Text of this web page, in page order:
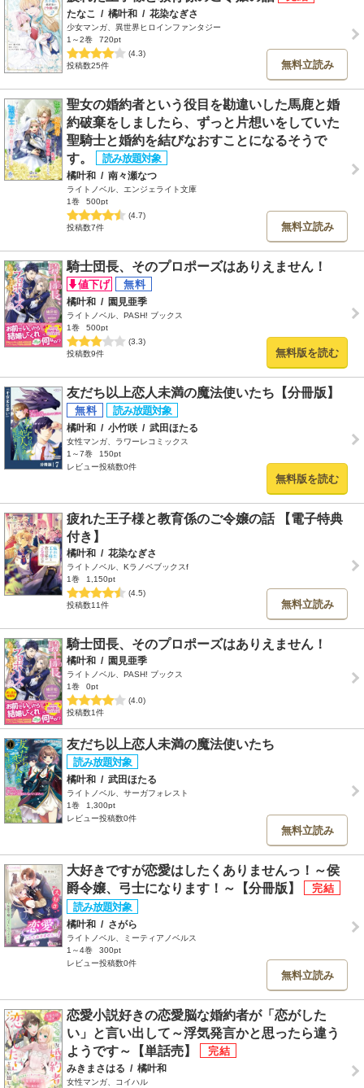
たなこ / 橘叶和 / 花染なぎさ
少女マンガ、異世界ヒロインファンタジー
1～2巻
720pt
(4.3)
投稿数25件
無料立読み
聖女の婚約者という役目を勘違いした馬鹿と婚
約破棄をしましたら、ずっと片想いをしていた
聖騎士と婚約を結びなおすことになるそうで
す。
橘叶和 / 南々瀬なつ
ライトノベル、エンジェライト文庫
1巻
500pt
(4.7)
投稿数7件
無料立読み
騎士団長、そのプロポーズはありえません！
橘叶和 / 園見亜季
ライトノベル、PASH! ブックス
1巻
500pt
(3.3)
投稿数9件
無料版を読む
友だち以上恋人未満の魔法使いたち【分冊版】
橘叶和 / 小竹咲 / 武田ほたる
女性マンガ、ラワーレコミックス
1～7巻
150pt
レビュー投稿数0件
無料版を読む
疲れた王子様と教育係のご令嬢の話 【電子特典
付き】
橘叶和 / 花染なぎさ
ライトノベル、Kラノベブックスf
1巻
1,150pt
(4.5)
投稿数11件
無料立読み
騎士団長、そのプロポーズはありえません！
橘叶和 / 園見亜季
ライトノベル、PASH! ブックス
1巻
0pt
(4.0)
投稿数1件
友だち以上恋人未満の魔法使いたち
橘叶和 / 武田ほたる
ライトノベル、サーガフォレスト
1巻
1,300pt
レビュー投稿数0件
無料立読み
大好きですが恋愛はしたくありませんっ！～侯
爵令嬢、弓士になります！～【分冊版】
橘叶和 / さがら
ライトノベル、ミーティアノベルス
1～4巻
300pt
レビュー投稿数0件
無料立読み
恋愛小説好きの恋愛脳な婚約者が「恋がした
い」と言い出して～浮気発言かと思ったら違う
ようです～【単話売】
みきまさはる / 橘叶和
女性マンガ、コイハル